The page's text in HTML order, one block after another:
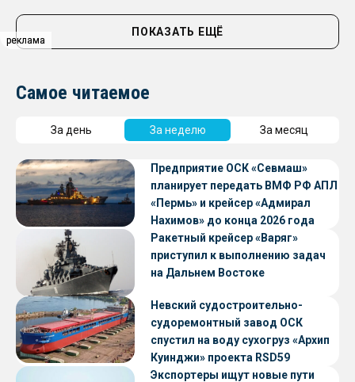
реклама
реклама
ПОКАЗАТЬ ЕЩЁ
Самое читаемое
За день За неделю За месяц
Предприятие ОСК «Севмаш»
планирует передать ВМФ РФ АПЛ
«Пермь» и крейсер «Адмирал
Нахимов» до конца 2026 года
Ракетный крейсер «Варяг»
приступил к выполнению задач
на Дальнем Востоке
Невский судостроительно-
судоремонтный завод ОСК
спустил на воду сухогруз «Архип
Куинджи» проекта RSD59
Экспортеры ищут новые пути